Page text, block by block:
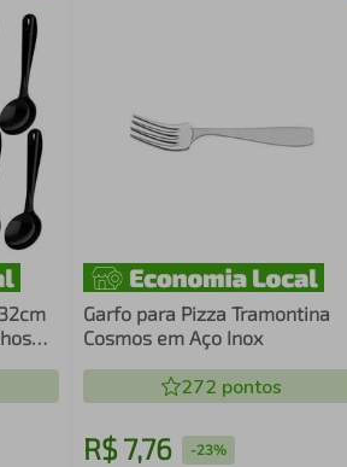
Garfo para Pizza Tramontina
Cosmos em Aço Inox
272 pontos
R$ 7,76 -23%